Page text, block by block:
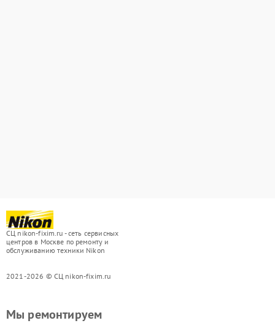
СЦ nikon-fixim.ru - сеть сервисных
центров в Москве по ремонту и
обслуживанию техники Nikon
2021-2026 © СЦ nikon-fixim.ru
Мы ремонтируем